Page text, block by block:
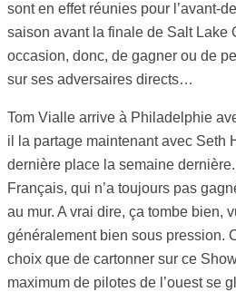
sont en effet réunies pour l’avant-
saison avant la finale de Salt Lake
occasion, donc, de gagner ou de
sur ses adversaires directs…
Tom Vialle arrive à Philadelphie
il la partage maintenant avec Seth
dernière place la semaine
Français, qui n’a toujours pas
au mur. A vrai dire, ça tombe bien,
généralement bien sous pression.
choix que de cartonner sur ce
maximum de pilotes de l’ouest se